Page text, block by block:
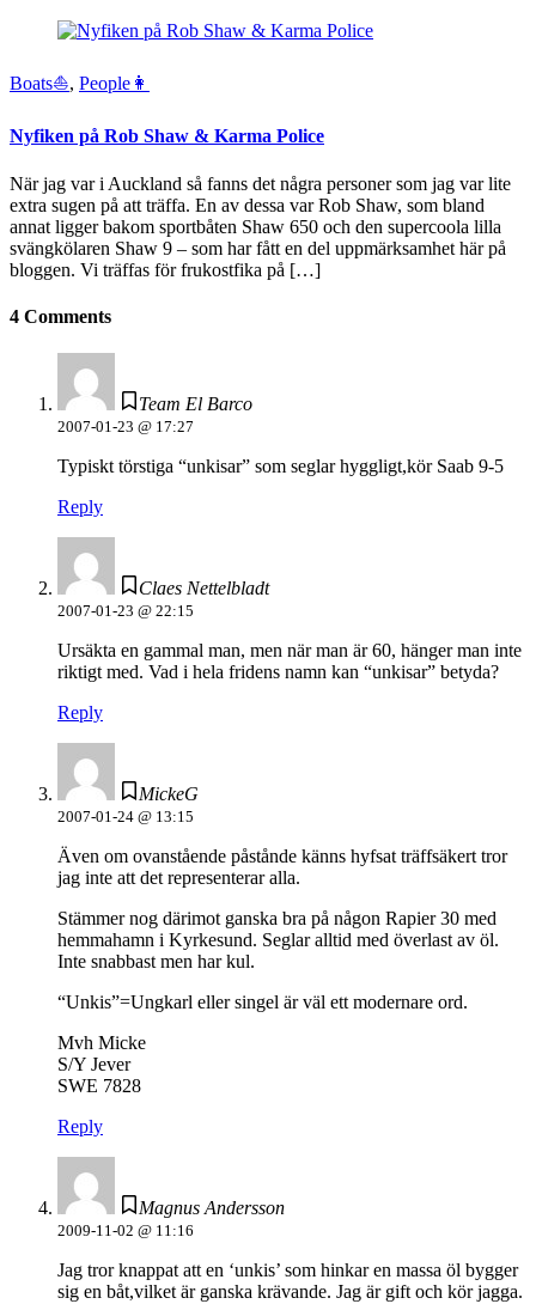
Boats⛵️, People👩
Nyfiken på Rob Shaw & Karma Police
När jag var i Auckland så fanns det några personer som jag var lite
extra sugen på att träffa. En av dessa var Rob Shaw, som bland
annat ligger bakom sportbåten Shaw 650 och den supercoola lilla
svängkölaren Shaw 9 – som har fått en del uppmärksamhet här på
bloggen. Vi träffas för frukostfika på […]
4 Comments
Team El Barco
2007-01-23 @ 17:27
Typiskt törstiga “unkisar” som seglar hyggligt,kör Saab 9-5
Reply
Claes Nettelbladt
2007-01-23 @ 22:15
Ursäkta en gammal man, men när man är 60, hänger man inte
riktigt med. Vad i hela fridens namn kan “unkisar” betyda?
Reply
MickeG
2007-01-24 @ 13:15
Även om ovanstående påstånde känns hyfsat träffsäkert tror
jag inte att det representerar alla.
Stämmer nog därimot ganska bra på någon Rapier 30 med
hemmahamn i Kyrkesund. Seglar alltid med överlast av öl.
Inte snabbast men har kul.
“Unkis”=Ungkarl eller singel är väl ett modernare ord.
Mvh Micke
S/Y Jever
SWE 7828
Reply
Magnus Andersson
2009-11-02 @ 11:16
Jag tror knappat att en ‘unkis’ som hinkar en massa öl bygger
sig en båt,vilket är ganska krävande. Jag är gift och kör jagga.